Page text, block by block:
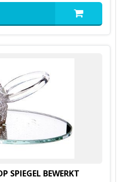
SPIEGEL BEWERKT